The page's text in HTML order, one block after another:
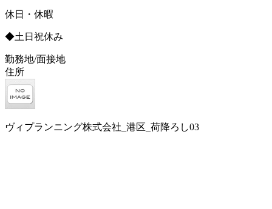
休日・休暇
◆土日祝休み
勤務地/面接地
住所
ヴィプランニング株式会社_港区_荷降ろし03